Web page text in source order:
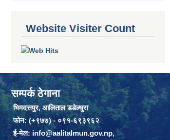
Website Visiter Count
सम्पर्क ठेगाना
भिमदत्तपुर, आलिताल डडेल्धुरा
फोन: (+९७७) - ०९१-६९३९६२
ई-मेल: info@aalitalmun.gov.np,